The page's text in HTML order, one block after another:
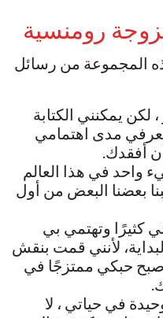
رومنسية
المجموعة من رسائل
، لكن يمكنني الكتابة
مدى اهتمامي
أفقدك.
واحد في هذا العالم
بعضنا البعض من أول
كثيرًا وتهتمي بي
لأنني قمت بنقش
حبكي ممتزجًا في
في حياتي ، لا